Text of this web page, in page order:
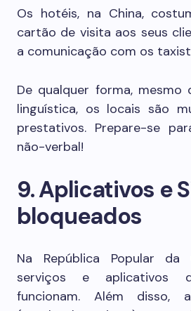
Os hotéis, na China,
cartão de visita aos seus
a comunicação com os
De qualquer forma, mesmo
linguística, os locais são
prestativos. Prepare-se
não-verbal!
9. Aplicativos e
bloqueados
Na República Popular
serviços e aplicativos
funcionam. Além disso,